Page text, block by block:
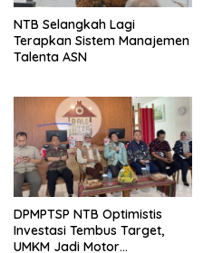
NTB Selangkah Lagi
Terapkan Sistem Manajemen
Talenta ASN
DPMPTSP NTB Optimistis
Investasi Tembus Target,
UMKM Jadi Motor